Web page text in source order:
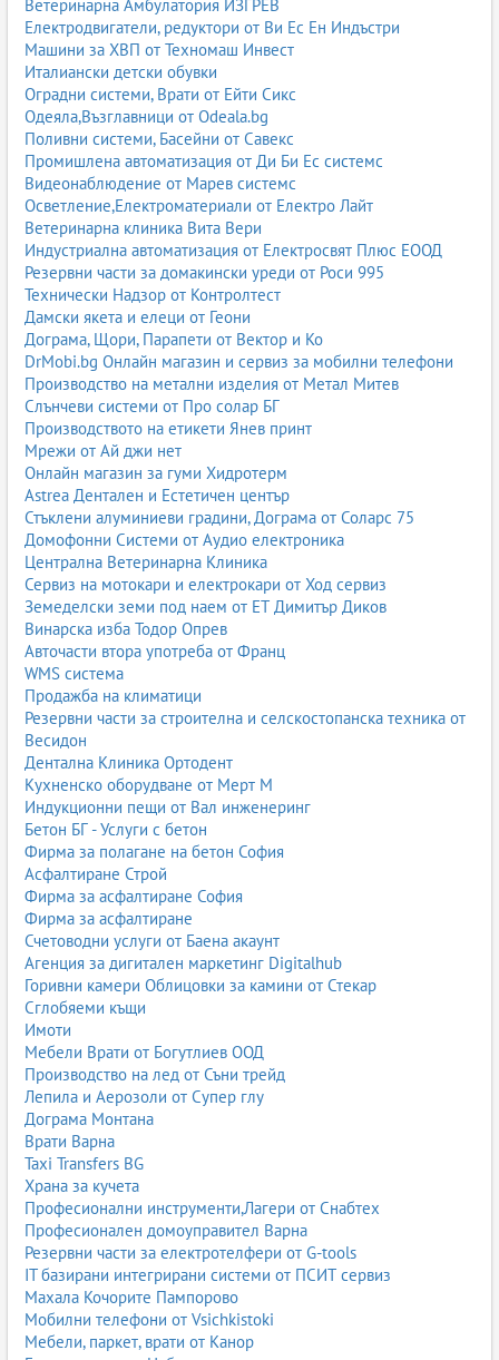
Ветеринарна Амбулатория ИЗГРЕВ
Електродвигатели, редуктори от Ви Ес Ен Индъстри
Машини за ХВП от Техномаш Инвест
Италиански детски обувки
Оградни системи, Врати от Ейти Сикс
Одеяла,Възглавници от Odeala.bg
Поливни системи, Басейни от Савекс
Промишлена автоматизация от Ди Би Ес системс
Видеонаблюдение от Марев системс
Осветление,Електроматериали от Електро Лайт
Ветеринарна клиника Вита Вери
Индустриална автоматизация от Електросвят Плюс ЕООД
Резервни части за домакински уреди от Роси 995
Технически Надзор от Контролтест
Дамски якета и елеци от Геони
Дограма, Щори, Парапети от Вектор и Ко
DrMobi.bg Онлайн магазин и сервиз за мобилни телефони
Производство на метални изделия от Метал Митев
Слънчеви системи от Про солар БГ
Производството на етикети Янев принт
Мрежи от Ай джи нет
Онлайн магазин за гуми Хидротерм
Astrea Дентален и Естетичен център
Стъклени алуминиеви градини, Дограма от Соларс 75
Домофонни Системи от Аудио електроника
Централна Ветеринарна Клиника
Сервиз на мотокари и електрокари от Ход сервиз
Земеделски земи под наем от ЕТ Димитър Диков
Винарска изба Тодор Опрев
Авточасти втора употреба от Франц
WMS система
Продажба на климатици
Резервни части за строителна и селскостопанска техника от
Весидон
Дентална Клиника Ортодент
Кухненско оборудване от Мерт М
Индукционни пещи от Вал инженеринг
Бетон БГ - Услуги с бетон
Фирма за полагане на бетон София
Асфалтиране Строй
Фирма за асфалтиране София
Фирма за асфалтиране
Счетоводни услуги от Баена акаунт
Агенция за дигитален маркетинг Digitalhub
Горивни камери Облицовки за камини от Стекар
Сглобяеми къщи
Имоти
Мебели Врати от Богутлиев ООД
Производство на лед от Съни трейд
Лепила и Аерозоли от Супер глу
Дограма Монтана
Врати Варна
Taxi Transfers BG
Храна за кучета
Професионални инструменти,Лагери от Снабтех
Професионален домоуправител Варна
Резервни части за електротелфери от G-tools
IT базирани интегрирани системи от ПСИТ сервиз
Махала Кочорите Пампорово
Мобилни телефони от Vsichkistoki
Мебели, паркет, врати от Канор